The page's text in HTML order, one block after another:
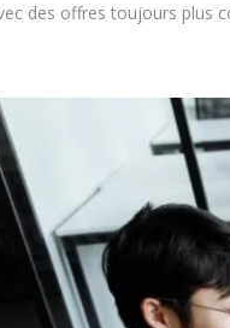
des offres toujours plus